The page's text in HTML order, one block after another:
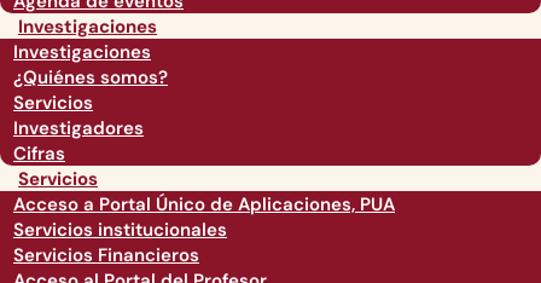
Investigaciones
Investigaciones
¿Quiénes somos?
Servicios
Investigadores
Cifras
Servicios
Acceso a Portal Único de Aplicaciones, PUA
Servicios institucionales
Servicios Financieros